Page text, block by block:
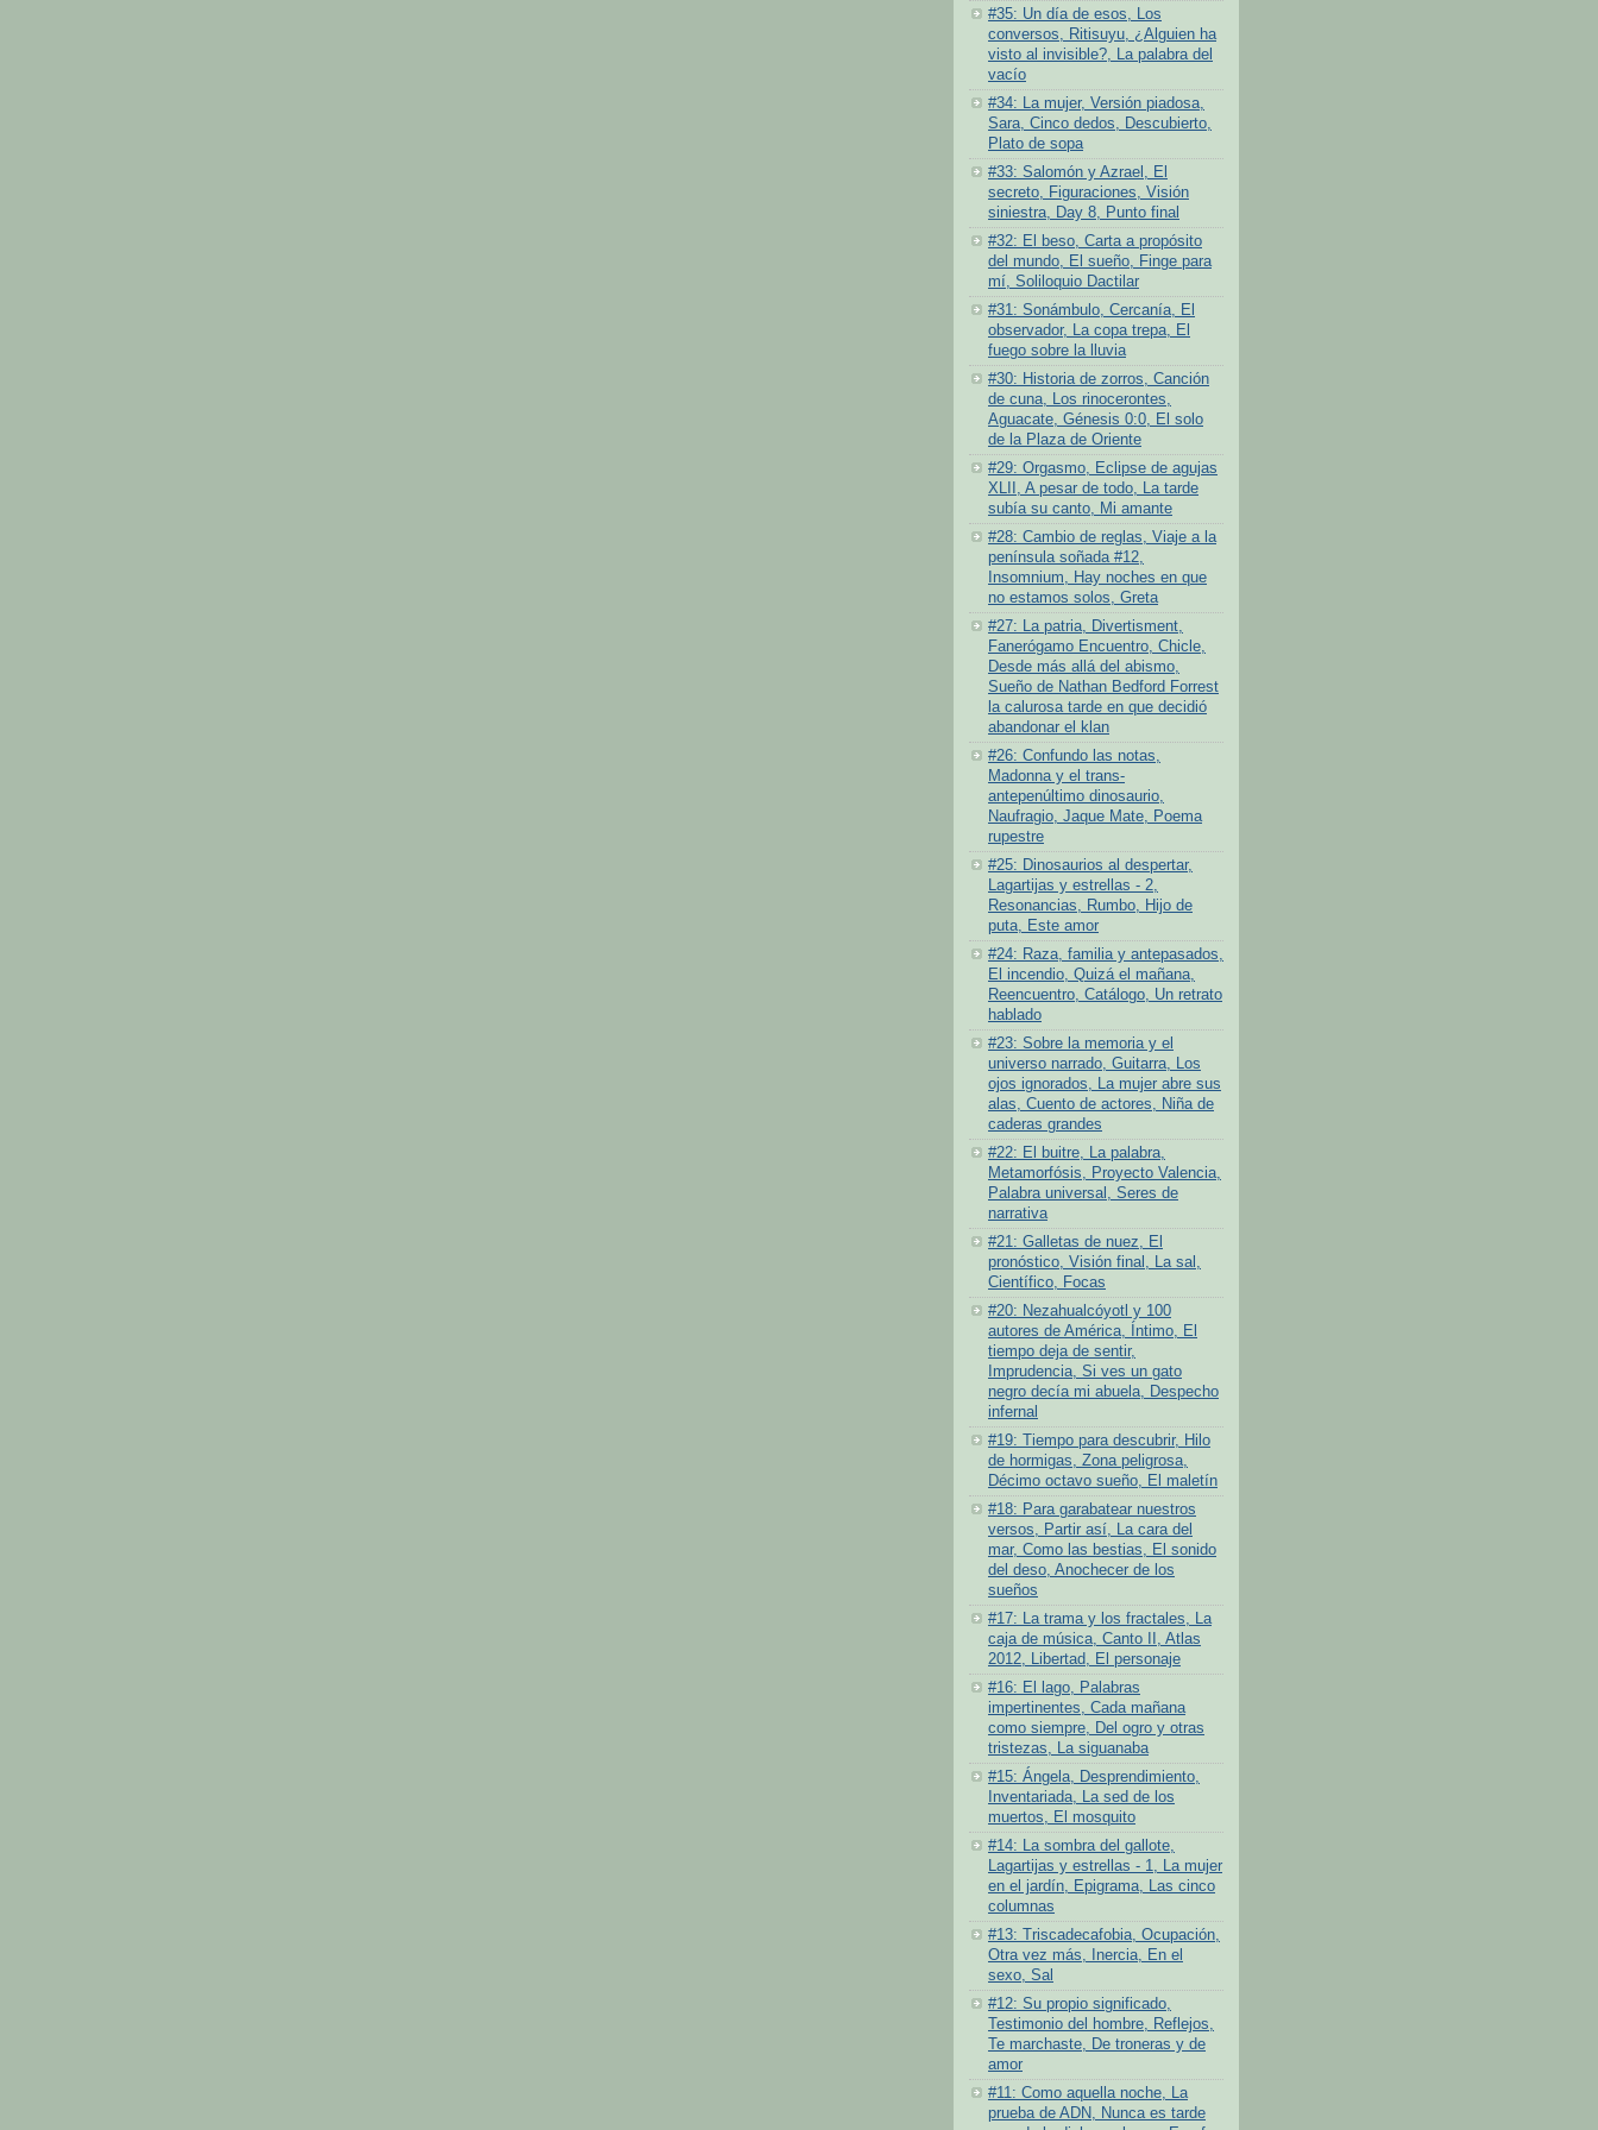
#35: Un día de esos, Los
conversos, Ritisuyu, ¿Alguien ha
visto al invisible?, La palabra del
vacío
#34: La mujer, Versión piadosa,
Sara, Cinco dedos, Descubierto,
Plato de sopa
#33: Salomón y Azrael, El
secreto, Figuraciones, Visión
siniestra, Day 8, Punto final
#32: El beso, Carta a propósito
del mundo, El sueño, Finge para
mí, Soliloquio Dactilar
#31: Sonámbulo, Cercanía, El
observador, La copa trepa, El
fuego sobre la lluvia
#30: Historia de zorros, Canción
de cuna, Los rinocerontes,
Aguacate, Génesis 0:0, El solo
de la Plaza de Oriente
#29: Orgasmo, Eclipse de agujas
XLII, A pesar de todo, La tarde
subía su canto, Mi amante
#28: Cambio de reglas, Viaje a la
península soñada #12,
Insomnium, Hay noches en que
no estamos solos, Greta
#27: La patria, Divertisment,
Fanerógamo Encuentro, Chicle,
Desde más allá del abismo,
Sueño de Nathan Bedford Forrest
la calurosa tarde en que decidió
abandonar el klan
#26: Confundo las notas,
Madonna y el trans-
antepenúltimo dinosaurio,
Naufragio, Jaque Mate, Poema
rupestre
#25: Dinosaurios al despertar,
Lagartijas y estrellas - 2,
Resonancias, Rumbo, Hijo de
puta, Este amor
#24: Raza, familia y antepasados,
El incendio, Quizá el mañana,
Reencuentro, Catálogo, Un retrato
hablado
#23: Sobre la memoria y el
universo narrado, Guitarra, Los
ojos ignorados, La mujer abre sus
alas, Cuento de actores, Niña de
caderas grandes
#22: El buitre, La palabra,
Metamorfósis, Proyecto Valencia,
Palabra universal, Seres de
narrativa
#21: Galletas de nuez, El
pronóstico, Visión final, La sal,
Científico, Focas
#20: Nezahualcóyotl y 100
autores de América, Íntimo, El
tiempo deja de sentir,
Imprudencia, Si ves un gato
negro decía mi abuela, Despecho
infernal
#19: Tiempo para descubrir, Hilo
de hormigas, Zona peligrosa,
Décimo octavo sueño, El maletín
#18: Para garabatear nuestros
versos, Partir así, La cara del
mar, Como las bestias, El sonido
del deso, Anochecer de los
sueños
#17: La trama y los fractales, La
caja de música, Canto II, Atlas
2012, Libertad, El personaje
#16: El lago, Palabras
impertinentes, Cada mañana
como siempre, Del ogro y otras
tristezas, La siguanaba
#15: Ángela, Desprendimiento,
Inventariada, La sed de los
muertos, El mosquito
#14: La sombra del gallote,
Lagartijas y estrellas - 1, La mujer
en el jardín, Epigrama, Las cinco
columnas
#13: Triscadecafobia, Ocupación,
Otra vez más, Inercia, En el
sexo, Sal
#12: Su propio significado,
Testimonio del hombre, Reflejos,
Te marchaste, De troneras y de
amor
#11: Como aquella noche, La
prueba de ADN, Nunca es tarde